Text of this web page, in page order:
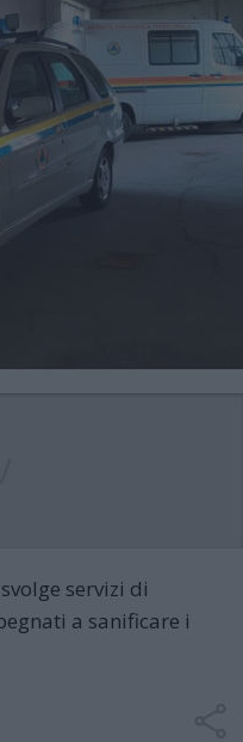
servizi di
a sanificare i